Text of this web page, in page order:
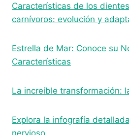
Características de los
carnívoros: evolución y
Estrella de Mar: Conoce su
Características
La increíble transformación:
Explora la infografía
nervioso